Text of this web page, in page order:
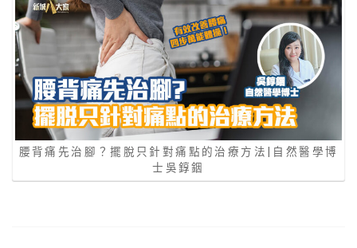
腰背痛先治腳？擺脫只針對痛點的治療方法|自然醫學博
士吳錞銦